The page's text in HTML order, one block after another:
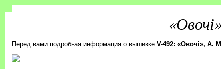
Перед вами подробная информация о вышивке V-492: «Овочі», А.